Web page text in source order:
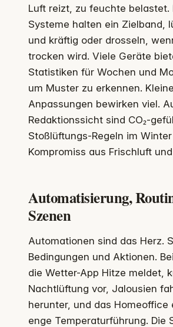
Luft reizt, zu feuchte belastet.
Systeme halten ein Zielband,
und kräftig oder drosseln,
trocken wird. Viele Geräte
Statistiken für Wochen und
um Muster zu erkennen. Kleine
Anpassungen bewirken viel.
Redaktionssicht sind CO₂-
Stoßlüftungs-Regeln im
Kompromiss aus Frischluft
Automatisierung,
Szenen
Automationen sind das Herz.
Bedingungen und Aktionen.
die Wetter-App Hitze meldet,
Nachtlüftung vor, Jalousien
herunter, und das Homeoffice
enge Temperaturführung. Die